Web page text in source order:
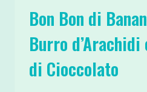
Bon Bon di
Burro
di Cioccolato